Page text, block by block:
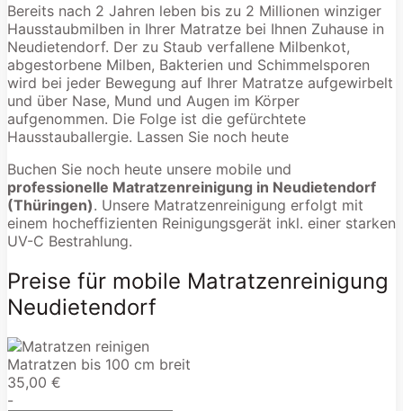
Bereits nach 2 Jahren leben bis zu 2 Millionen winziger
Hausstaubmilben in Ihrer Matratze bei Ihnen Zuhause in
Neudietendorf. Der zu Staub verfallene Milbenkot,
abgestorbene Milben, Bakterien und Schimmelsporen
wird bei jeder Bewegung auf Ihrer Matratze aufgewirbelt
und über Nase, Mund und Augen im Körper
aufgenommen. Die Folge ist die gefürchtete
Hausstauballergie. Lassen Sie noch heute
Buchen Sie noch heute unsere mobile und
professionelle Matratzenreinigung in Neudietendorf
(Thüringen). Unsere Matratzenreinigung erfolgt mit
einem hocheffizienten Reinigungsgerät inkl. einer starken
UV-C Bestrahlung.
Preise für mobile Matratzenreinigung
Neudietendorf
Matratzen bis 100 cm breit
35,00 €
-